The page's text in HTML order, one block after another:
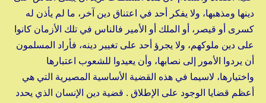
دينها ومذهبها، ولا يفكر أحد في اعتناق دين آخر، ما لم يأذن له
كسرى أو قيصر، أو الملك أو الأمير فالناس في تلك الأزمان كانوا
على دين ملوكهم، ولا يجرؤ أحد على تغيير دينه، فأراد المسلمون
أن يردوا الأمور إلى نصابها، وأن يعيدوا للشعوب اعتبارها
واختيارها، لاسيما في هذه القضية الأساسية المصيرية التي هي
أعظم قضايا الوجود على الإطلاق . قضية دين الإنسان الذي يحدد